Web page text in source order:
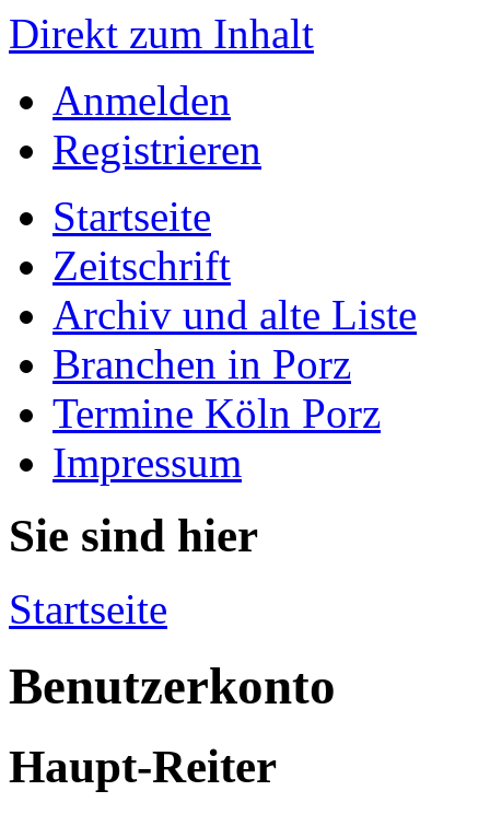
Direkt zum Inhalt
Anmelden
Registrieren
Startseite
Zeitschrift
Archiv und alte Liste
Branchen in Porz
Termine Köln Porz
Impressum
Sie sind hier
Startseite
Benutzerkonto
Haupt-Reiter